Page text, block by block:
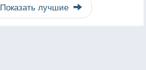
Показать лучшие